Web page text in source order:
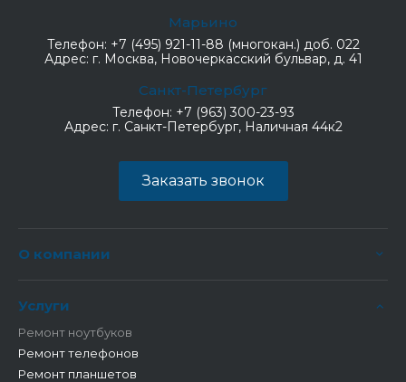
Марьино
Телефон: +7 (495) 921-11-88 (многокан.) доб. 022
Адрес: г. Москва, Новочеркасский бульвар, д. 41
Санкт-Петербург
Телефон: +7 (963) 300-23-93
Адрес: г. Санкт-Петербург, Наличная 44к2
Заказать звонок
О компании
Услуги
Ремонт ноутбуков
Ремонт телефонов
Ремонт планшетов